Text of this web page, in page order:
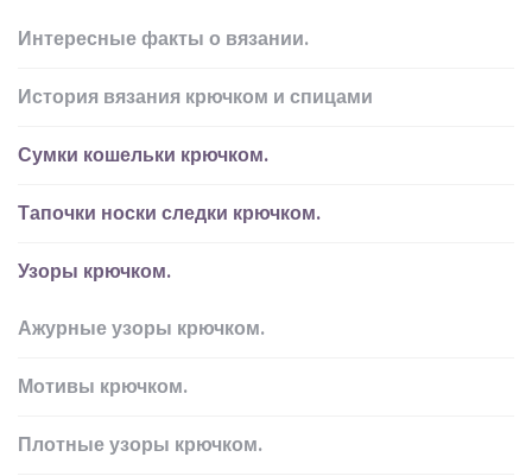
Интересные факты о вязании.
История вязания крючком и спицами
Сумки кошельки крючком.
Тапочки носки следки крючком.
Узоры крючком.
Ажурные узоры крючком.
Мотивы крючком.
Плотные узоры крючком.